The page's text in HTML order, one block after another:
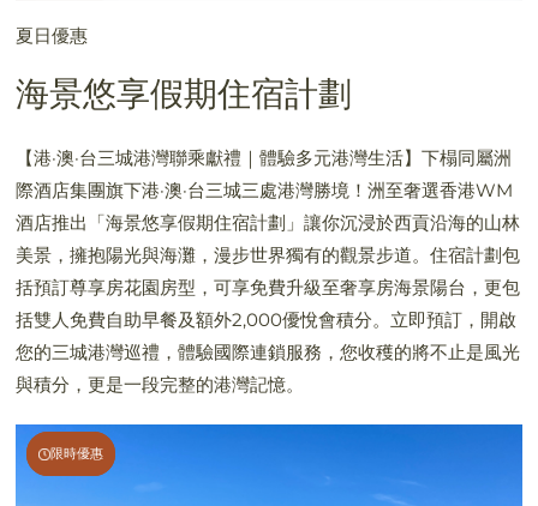
夏日優惠
海景悠享假期住宿計劃
【港·澳·台三城港灣聯乘獻禮｜體驗多元港灣生活】下榻同屬洲
際酒店集團旗下港·澳·台三城三處港灣勝境！洲至奢選香港WM
酒店推出「海景悠享假期住宿計劃」讓你沉浸於西貢沿海的山林
美景，擁抱陽光與海灘，漫步世界獨有的觀景步道。住宿計劃包
括預訂尊享房花園房型，可享免費升級至奢享房海景陽台，更包
括雙人免費自助早餐及額外2,000優悅會積分。立即預訂，開啟
您的三城港灣巡禮，體驗國際連鎖服務，您收穫的將不止是風光
與積分，更是一段完整的港灣記憶。
限時優惠
限時優惠